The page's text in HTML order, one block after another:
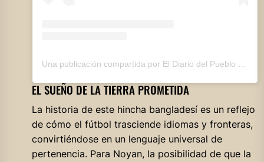
Una publicación compartida por El Diario del Pueblo (@eldiariodelpueblo)
EL SUEÑO DE LA TIERRA PROMETIDA
La historia de este hincha bangladesí es un reflejo
de cómo el fútbol trasciende idiomas y fronteras,
convirtiéndose en un lenguaje universal de
pertenencia. Para Noyan, la posibilidad de que la